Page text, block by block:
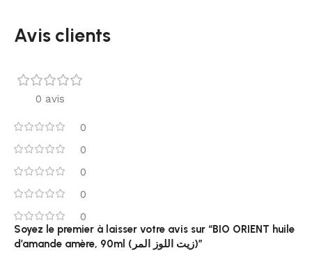
Avis clients
0 avis
0
0
0
0
0
Soyez le premier à laisser votre avis sur “BIO ORIENT huile
d’amande amère, 90ml (زيت اللوز المر)”